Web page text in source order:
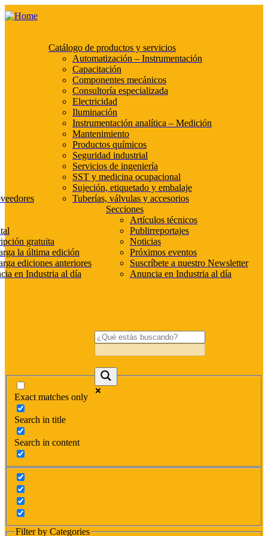
Catálogo de productos y servicios
Automatización – Instrumentación
Capacitación
Componentes mecánicos
Consultoría especializada
Electricidad
Iluminación
Instrumentación analítica – Medición
Mantenimiento
Productos químicos
Seguridad industrial
Servicios de ingeniería
SST y medicina ocupacional
Sujeción, etiquetado y embalaje
Tuberías, válvulas y accesorios
gratuita
la última edición
ediciones anteriores
en Industria al día
Secciones
Artículos técnicos
Publirreportajes
Noticias
Próximos eventos
Suscríbete a nuestro Newsletter
Anuncia en Industria al día
Exact matches only
Search in title
Search in content
Filter by Categories